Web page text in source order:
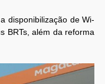
disponibilização de Wi-
BRTs, além da reforma